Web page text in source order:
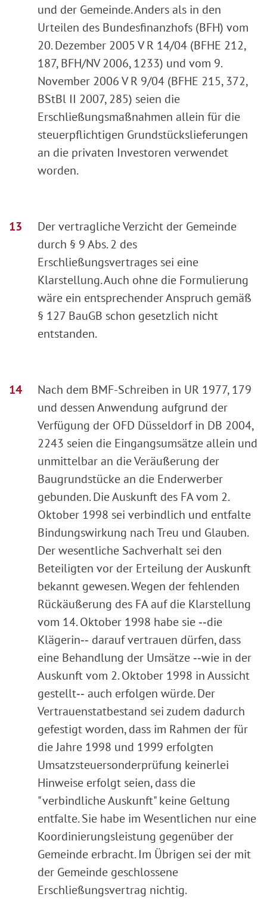
und der Gemeinde. Anders als in den
Urteilen des Bundesfinanzhofs (BFH) vom
20. Dezember 2005 V R 14/04 (BFHE 212,
187, BFH/NV 2006, 1233) und vom 9.
November 2006 V R 9/04 (BFHE 215, 372,
BStBl II 2007, 285) seien die
Erschließungsmaßnahmen allein für die
steuerpflichtigen Grundstückslieferungen
an die privaten Investoren verwendet
worden.
Der vertragliche Verzicht der Gemeinde
durch § 9 Abs. 2 des
Erschließungsvertrages sei eine
Klarstellung. Auch ohne die Formulierung
wäre ein entsprechender Anspruch gemäß
§ 127 BauGB schon gesetzlich nicht
entstanden.
Nach dem BMF-Schreiben in UR 1977, 179
und dessen Anwendung aufgrund der
Verfügung der OFD Düsseldorf in DB 2004,
2243 seien die Eingangsumsätze allein und
unmittelbar an die Veräußerung der
Baugrundstücke an die Enderwerber
gebunden. Die Auskunft des FA vom 2.
Oktober 1998 sei verbindlich und entfalte
Bindungswirkung nach Treu und Glauben.
Der wesentliche Sachverhalt sei den
Beteiligten vor der Erteilung der Auskunft
bekannt gewesen. Wegen der fehlenden
Rückäußerung des FA auf die Klarstellung
vom 14. Oktober 1998 habe sie ‑‑die
Klägerin‑‑ darauf vertrauen dürfen, dass
eine Behandlung der Umsätze ‑‑wie in der
Auskunft vom 2. Oktober 1998 in Aussicht
gestellt‑‑ auch erfolgen würde. Der
Vertrauenstatbestand sei zudem dadurch
gefestigt worden, dass im Rahmen der für
die Jahre 1998 und 1999 erfolgten
Umsatzsteuersonderprüfung keinerlei
Hinweise erfolgt seien, dass die
"verbindliche Auskunft" keine Geltung
entfalte. Sie habe im Wesentlichen nur eine
Koordinierungsleistung gegenüber der
Gemeinde erbracht. Im Übrigen sei der mit
der Gemeinde geschlossene
Erschließungsvertrag nichtig.